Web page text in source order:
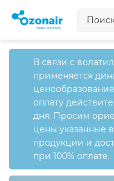
В связи с
применяется
оплату
дня. Просим
цены указанные
продукции и
при 100% оплате.